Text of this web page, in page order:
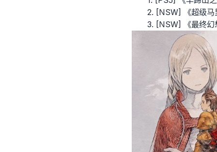
2. [NSW] 《超级马
3. [NSW] 《最终幻